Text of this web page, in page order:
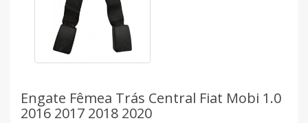
Engate Fêmea Trás Central Fiat Mobi 1.0
2016 2017 2018 2020